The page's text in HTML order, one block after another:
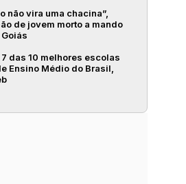
não vira uma chacina”,
de jovem morto a mando
7 das 10 melhores escolas
Ensino Médio do Brasil,